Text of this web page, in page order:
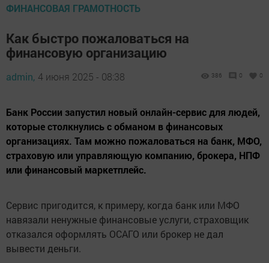
ФИНАНСОВАЯ ГРАМОТНОСТЬ
Как быстро пожаловаться на
финансовую организацию
admin, 4 июня 2025 - 08:38 386 0 0
Банк России запустил новый онлайн-сервис для людей,
которые столкнулись с обманом в финансовых
организациях. Там можно пожаловаться на банк, МФО,
страховую или управляющую компанию, брокера, НПФ
или финансовый маркетплейс.
Сервис пригодится, к примеру, когда банк или МФО
навязали ненужные финансовые услуги, страховщик
отказался оформлять ОСАГО или брокер не дал
вывести деньги.